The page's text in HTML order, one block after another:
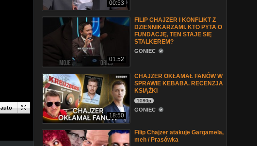
auto
00:53
01:52
FILIP CHAJZER I KONFLIKT Z
DZIENNIKARZAMI. KTO PYTA O
FUNDACJĘ, TEN STAJE SIĘ
STALKEREM?
GONIEC
18:50
CHAJZER OKŁAMAŁ FANÓW W
SPRAWIE KEBABA. RECENZJA
KSIĄŻKI
1080p
GONIEC
Filip Chajzer atakuje Gargamela,
meh / Prasówka